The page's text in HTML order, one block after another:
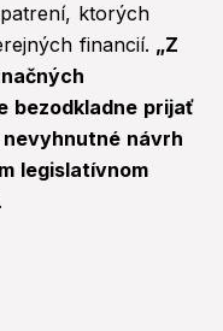
ktorých
financií. „Z
bezodkladne prijať
návrh
legislatívnom